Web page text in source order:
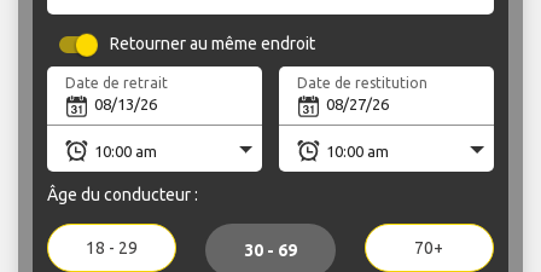
Retourner au même endroit
Date de retrait Date de restitution
Âge du conducteur :
18 - 29 30 - 69 70+